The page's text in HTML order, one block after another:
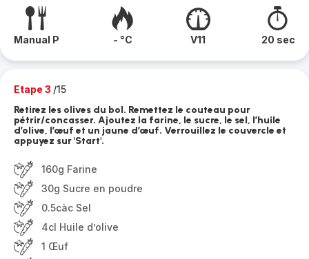
Manual P - °C V11 20 sec
Etape 3 /15
Retirez les olives du bol. Remettez le couteau pour
pétrir/concasser. Ajoutez la farine, le sucre, le sel, l’huile
d’olive, l’œuf et un jaune d’œuf. Verrouillez le couvercle et
appuyez sur 'Start'.
160g Farine
30g Sucre en poudre
0.5càc Sel
4cl Huile d’olive
1 Œuf